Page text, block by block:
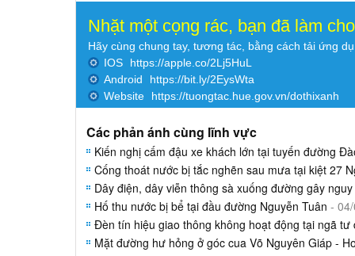
Nhặt một cọng rác, bạn đã làm
Hãy cùng chung tay, tương tác, bằng cách tải ứng
IOS
https://apple.co/2Lj5HuL
Android
https://bit.ly/2EysWta
Website
https://tuongtac.hue.gov.vn/dothixanh
Các phản ánh cùng lĩnh vực
Kiến nghị cấm đậu xe khách lớn tại tuyến đường
Cống thoát nước bị tắc nghẽn sau mưa tại kiệt 27
Dây điện, dây viễn thông sà xuống đường gây
Hố thu nước bị bể tại đầu đường Nguyễn Tuân -
Đèn tín hiệu giao thông không hoạt động tại ngã
Mặt đường hư hỏng ở góc cua Võ Nguyên Giáp -